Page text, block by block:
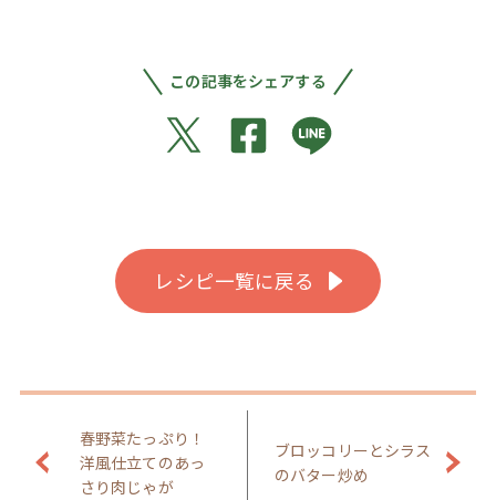
この記事をシェアする
レシピ一覧に戻る
春野菜たっぷり！
洋風仕立てのあっ
さり肉じゃが
ブロッコリーとシラス
のバター炒め